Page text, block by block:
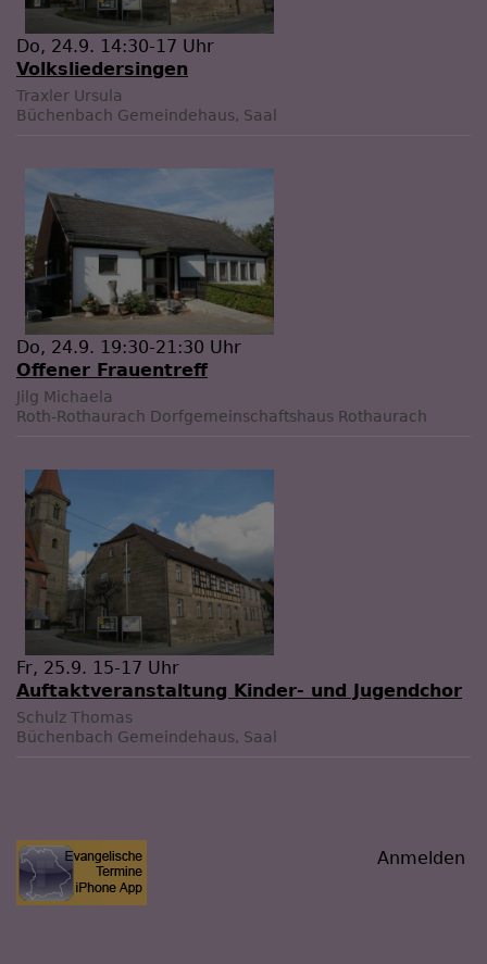
Do, 24.9. 14:30-17 Uhr
Volksliedersingen
Traxler Ursula
Büchenbach Gemeindehaus, Saal
Do, 24.9. 19:30-21:30 Uhr
Offener Frauentreff
Jilg Michaela
Roth-Rothaurach Dorfgemeinschaftshaus Rothaurach
Fr, 25.9. 15-17 Uhr
Auftaktveranstaltung Kinder- und Jugendchor
Schulz Thomas
Büchenbach Gemeindehaus, Saal
Benutzermenü Anmelden